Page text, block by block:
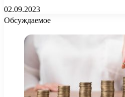
02.09.2023
Обсуждаемое